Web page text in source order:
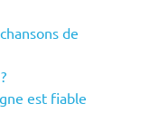
de
est fiable